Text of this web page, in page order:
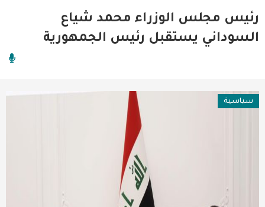
Media:
Header
رئيس مجلس الوزراء محمد شياع
السوداني يستقبل رئيس الجمهورية
سياسية
اقتصاد واعمال
رياضة